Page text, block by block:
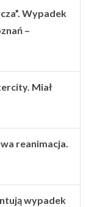
Wypadek
–
Miał
reanimacja.
wypadek